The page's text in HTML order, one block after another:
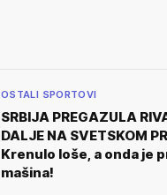
OSTALI SPORTOVI
SRBIJA PREGAZULA
DALJE NA SVETSKOM
Krenulo loše, a onda je
mašina!